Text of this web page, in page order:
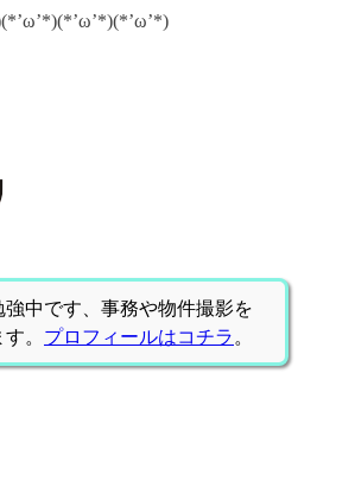
中です、事務や物件撮影を
。 プロフィールはコチラ。